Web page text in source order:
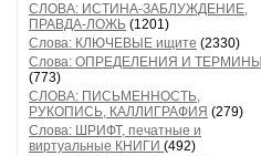
СЛОВА: ИСТИНА-ЗАБЛУЖДЕНИЕ,
ПРАВДА-ЛОЖЬ (1201)
Слова: КЛЮЧЕВЫЕ ищите (2330)
Слова: ОПРЕДЕЛЕНИЯ И ТЕРМИНЫ
(773)
СЛОВА: ПИСЬМЕННОСТЬ,
РУКОПИСЬ, КАЛЛИГРАФИЯ (279)
Слова: ШРИФТ, печатные и
виртуальные КНИГИ (492)